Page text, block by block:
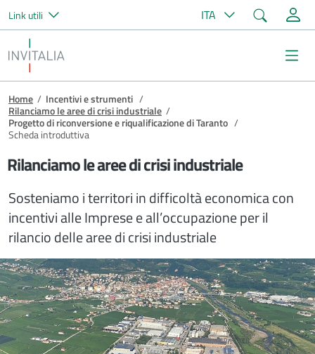
Salta al contenuto principale
Link utili ITA Cerca
Invitalia
Briciole di pane
Home / Incentivi e strumenti /
Rilanciamo le aree di crisi industriale /
Progetto di riconversione e riqualificazione di Taranto /
Scheda introduttiva
Rilanciamo le aree di crisi industriale
Sosteniamo i territori in difficoltà economica con
incentivi alle Imprese e all’occupazione per il
rilancio delle aree di crisi industriale